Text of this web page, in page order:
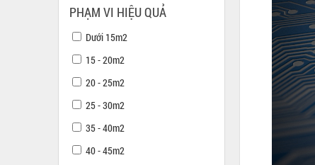
PHẠM VI HIỆU QUẢ
Dưới 15m2
15 - 20m2
20 - 25m2
25 - 30m2
35 - 40m2
40 - 45m2